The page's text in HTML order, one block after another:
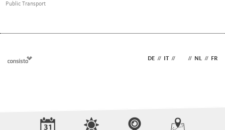
Public Transport
DE // IT // // NL // FR